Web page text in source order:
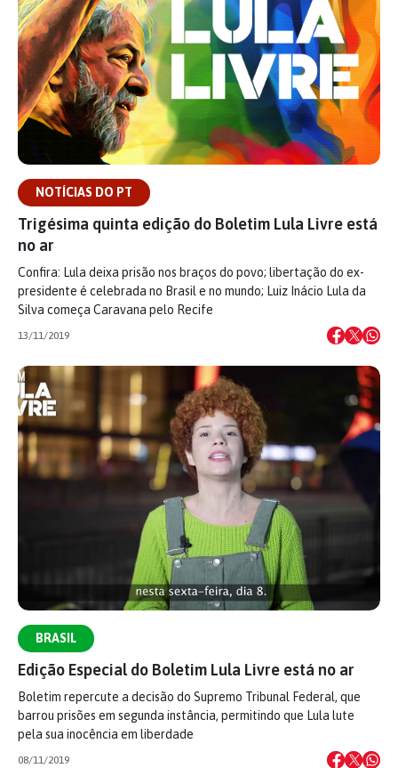
NOTÍCIAS DO PT
Trigésima quinta edição do Boletim Lula Livre está
no ar
Confira: Lula deixa prisão nos braços do povo; libertação do ex-
presidente é celebrada no Brasil e no mundo; Luiz Inácio Lula da
Silva começa Caravana pelo Recife
13/11/2019
BRASIL
Edição Especial do Boletim Lula Livre está no ar
Boletim repercute a decisão do Supremo Tribunal Federal, que
barrou prisões em segunda instância, permitindo que Lula lute
pela sua inocência em liberdade
08/11/2019